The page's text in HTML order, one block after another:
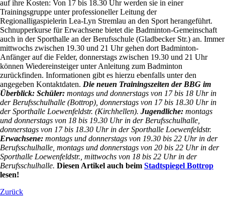
auf ihre Kosten: Von 17 bis 18.30 Uhr werden sie in einer
Trainingsgruppe unter professioneller Leitung der
Regionalligaspielerin Lea-Lyn Stremlau an den Sport herangeführt.
Schnupperkurse für Erwachsene bietet die Badminton-Gemeinschaft
auch in der Sporthalle an der Berufsschule (Gladbecker Str.) an. Immer
mittwochs zwischen 19.30 und 21 Uhr gehen dort Badminton-
Anfänger auf die Felder, donnerstags zwischen 19.30 und 21 Uhr
können Wiedereinsteiger unter Anleitung zum Badminton
zurückfinden. Informationen gibt es hierzu ebenfalls unter den
angegeben Kontaktdaten. Die neuen Trainingszeiten der BBG im
Überblick: Schüler: montags und donnerstags von 17 bis 18 Uhr in
der Berufsschulhalle (Bottrop), donnerstags von 17 bis 18.30 Uhr in
der Sporthalle Loewenfeldstr. (Kirchhellen). Jugendliche: montags
und donnerstags von 18 bis 19.30 Uhr in der Berufsschulhalle,
donnerstags von 17 bis 18.30 Uhr in der Sporthalle Loewenfeldstr.
Erwachsene: montags und donnerstags von 19.30 bis 22 Uhr in der
Berufsschulhalle, montags und donnerstags von 20 bis 22 Uhr in der
Sporthalle Loewenfeldstr., mittwochs von 18 bis 22 Uhr in der
Berufsschulhalle. Diesen Artikel auch beim Stadtspiegel Bottrop
lesen!
Zurück